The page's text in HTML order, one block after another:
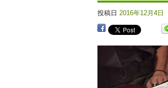
投稿日 2016年12月4日